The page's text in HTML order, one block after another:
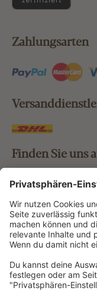
Zahlungsarten
Finden Sie uns
Bestellung
Vertrag